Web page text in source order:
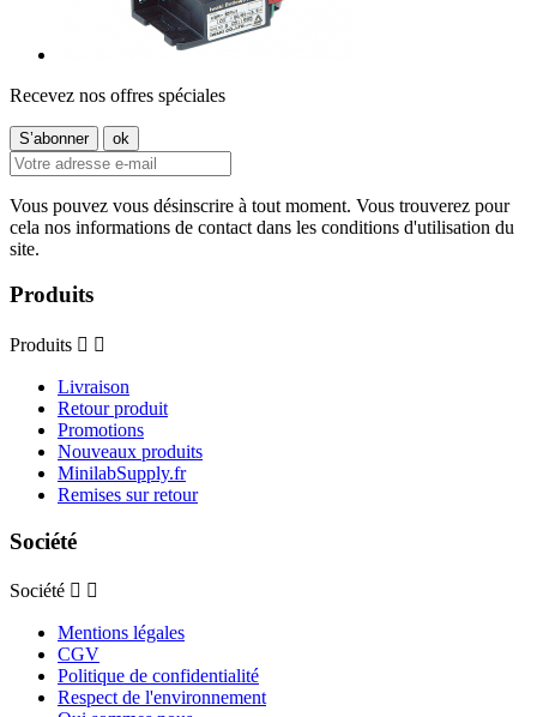
Recevez nos offres spéciales
Vous pouvez vous désinscrire à tout moment. Vous trouverez pour
cela nos informations de contact dans les conditions d'utilisation du
site.
Produits
Produits  
Livraison
Retour produit
Promotions
Nouveaux produits
MinilabSupply.fr
Remises sur retour
Société
Société  
Mentions légales
CGV
Politique de confidentialité
Respect de l'environnement